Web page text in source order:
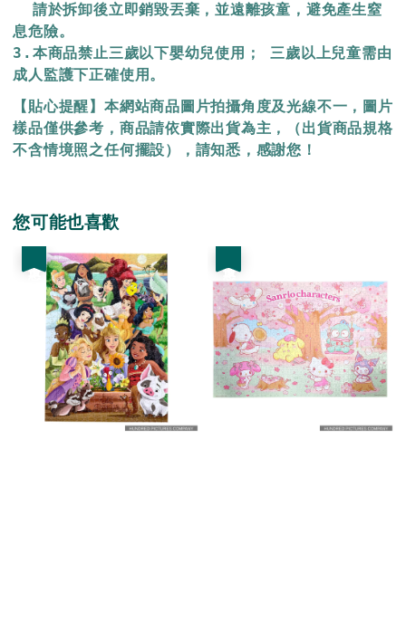
  請於拆卸後立即銷毀丟棄，
並遠離孩童，避免產生窒
息危險。
3.本商品禁止三歲以下嬰幼兒使用； 三歲以上兒童需由
成人監護下正確使用。
【貼心提醒】本網站商品圖片拍攝角度及光線不一，圖片
樣品僅供參考，商品請依實際出貨為主，（出貨商品規格
不含情境照之任何擺設），請知悉，感謝您！
您可能也喜歡